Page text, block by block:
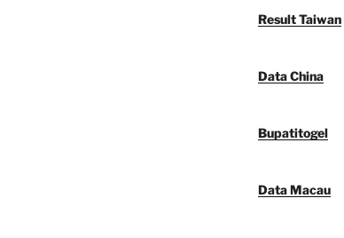
Result Taiwan
Data China
Bupatitogel
Data Macau